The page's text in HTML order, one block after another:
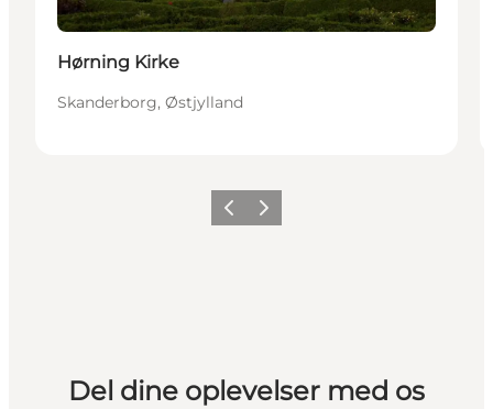
Hørning Kirke
Skanderborg, Østjylland
Forrige billede
Næste billede
Del dine oplevelser med os